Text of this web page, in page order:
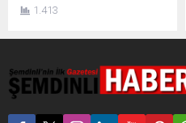
ilişkin davanın yedinci
polisin çocukları doğrudan
hedef alacak şekilde 3-4 el
ateş ettiğini söyledi.
Duruşma 12 Ağustos’a
1.413